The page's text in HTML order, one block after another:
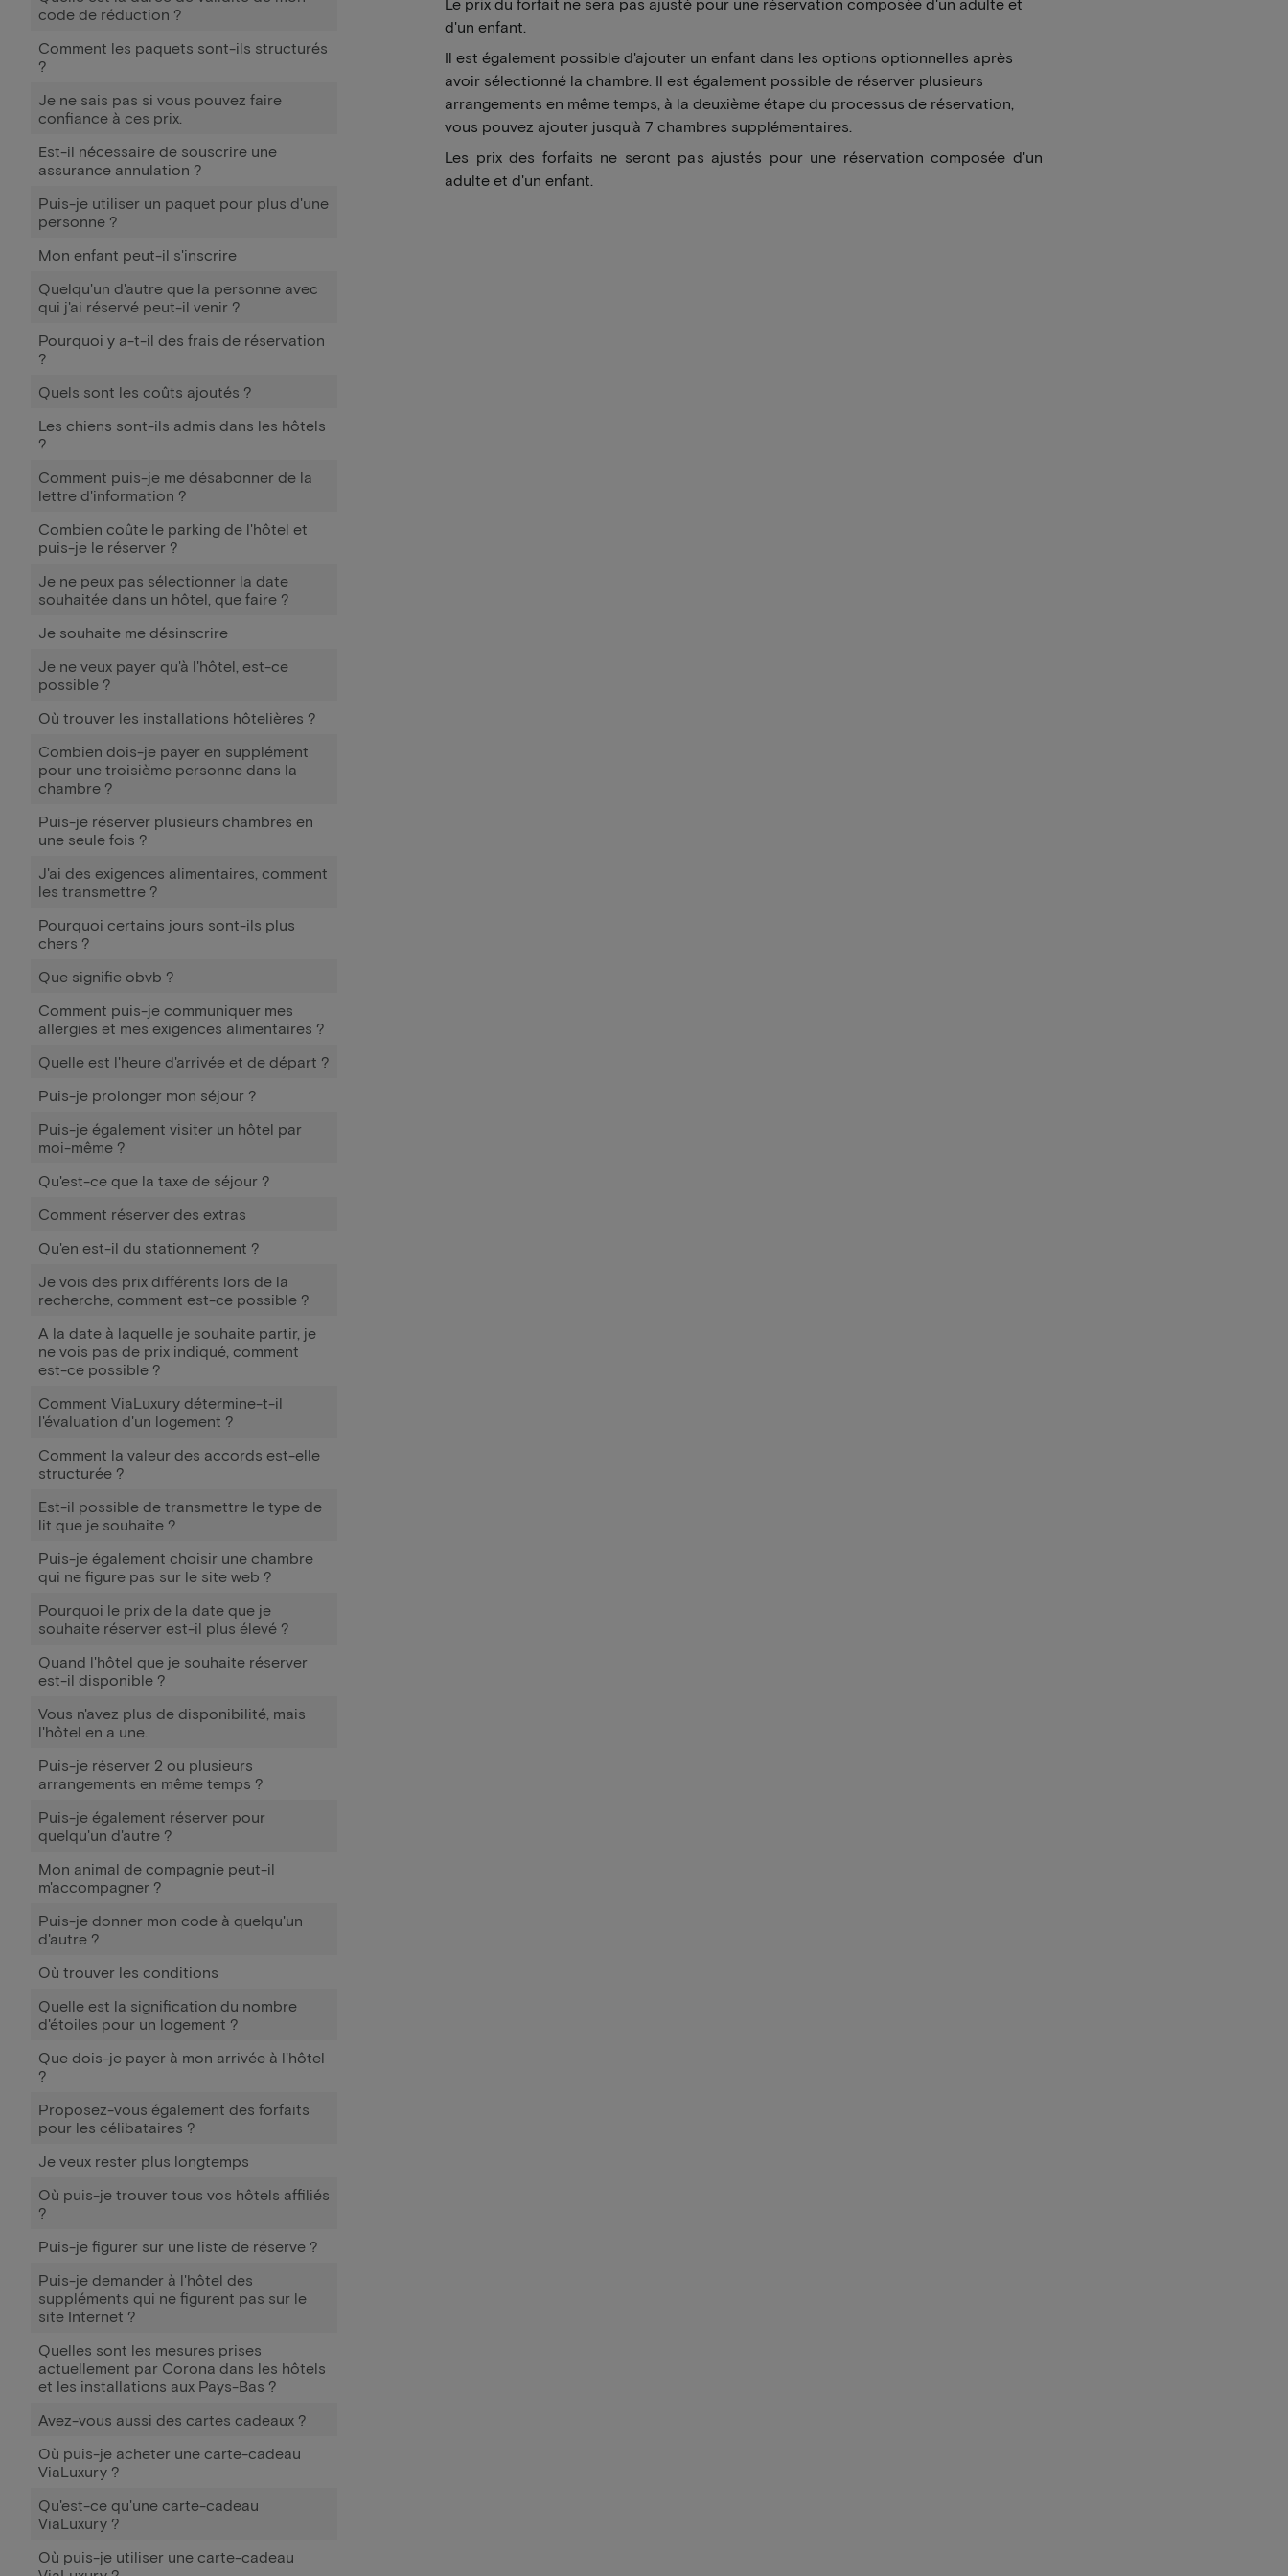
code de réduction ?
Comment les paquets sont-ils structurés
?
Je ne sais pas si vous pouvez faire
confiance à ces prix.
Est-il nécessaire de souscrire une
assurance annulation ?
Puis-je utiliser un paquet pour plus d'une
personne ?
Mon enfant peut-il s'inscrire
Quelqu'un d'autre que la personne avec
qui j'ai réservé peut-il venir ?
Pourquoi y a-t-il des frais de réservation
?
Quels sont les coûts ajoutés ?
Les chiens sont-ils admis dans les hôtels
?
Comment puis-je me désabonner de la
lettre d'information ?
Combien coûte le parking de l'hôtel et
puis-je le réserver ?
Je ne peux pas sélectionner la date
souhaitée dans un hôtel, que faire ?
Je souhaite me désinscrire
Je ne veux payer qu'à l'hôtel, est-ce
possible ?
Où trouver les installations hôtelières ?
Combien dois-je payer en supplément
pour une troisième personne dans la
chambre ?
Puis-je réserver plusieurs chambres en
une seule fois ?
J'ai des exigences alimentaires, comment
les transmettre ?
Pourquoi certains jours sont-ils plus
chers ?
Que signifie obvb ?
Comment puis-je communiquer mes
allergies et mes exigences alimentaires ?
Quelle est l'heure d'arrivée et de départ ?
Puis-je prolonger mon séjour ?
Puis-je également visiter un hôtel par
moi-même ?
Qu'est-ce que la taxe de séjour ?
Comment réserver des extras
Qu'en est-il du stationnement ?
Je vois des prix différents lors de la
recherche, comment est-ce possible ?
A la date à laquelle je souhaite partir, je
ne vois pas de prix indiqué, comment
est-ce possible ?
Comment ViaLuxury détermine-t-il
l'évaluation d'un logement ?
Comment la valeur des accords est-elle
structurée ?
Est-il possible de transmettre le type de
lit que je souhaite ?
Puis-je également choisir une chambre
qui ne figure pas sur le site web ?
Pourquoi le prix de la date que je
souhaite réserver est-il plus élevé ?
Quand l'hôtel que je souhaite réserver
est-il disponible ?
Vous n'avez plus de disponibilité, mais
l'hôtel en a une.
Puis-je réserver 2 ou plusieurs
arrangements en même temps ?
Puis-je également réserver pour
quelqu'un d'autre ?
Mon animal de compagnie peut-il
m'accompagner ?
Puis-je donner mon code à quelqu'un
d'autre ?
Où trouver les conditions
Quelle est la signification du nombre
d'étoiles pour un logement ?
Que dois-je payer à mon arrivée à l'hôtel
?
Proposez-vous également des forfaits
pour les célibataires ?
Je veux rester plus longtemps
Où puis-je trouver tous vos hôtels affiliés
?
Puis-je figurer sur une liste de réserve ?
Puis-je demander à l'hôtel des
suppléments qui ne figurent pas sur le
site Internet ?
Quelles sont les mesures prises
actuellement par Corona dans les hôtels
et les installations aux Pays-Bas ?
Avez-vous aussi des cartes cadeaux ?
Où puis-je acheter une carte-cadeau
ViaLuxury ?
Qu'est-ce qu'une carte-cadeau
ViaLuxury ?
Où puis-je utiliser une carte-cadeau
d'un enfant.
Il est également possible d'ajouter un enfant dans les options optionnelles après
avoir sélectionné la chambre. Il est également possible de réserver plusieurs
arrangements en même temps, à la deuxième étape du processus de réservation,
vous pouvez ajouter jusqu'à 7 chambres supplémentaires.
Les prix des forfaits ne seront pas ajustés pour une réservation composée d'un
adulte et d'un enfant.